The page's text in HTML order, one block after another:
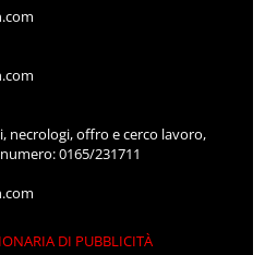
necrologi, offro e cerco lavoro,
0165/231711
DI PUBBLICITÀ